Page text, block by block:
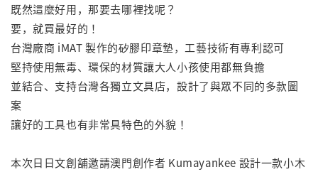
既然這麼好用，那要去哪裡找呢？
要，就買最好的！
台灣廠商 iMAT 製作的矽膠印章墊，工藝技術有專利認可
堅持使用無毒、環保的材質讓大人小孩使用都無負擔
並結合、支持台灣各獨立文具店，設計了與眾不同的多款圖
案
讓好的工具也有非常具特色的外貌！
本次日日文創舖邀請澳門創作者 Kumayankee 設計一款小木